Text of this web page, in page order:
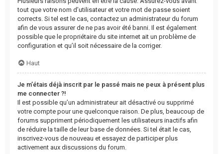
tout que votre nom d’utilisateur et votre mot de passe soient
corrects. Si tel est le cas, contactez un administrateur du forum
afin de vous assurer de ne pas avoir été banni. Il est également
possible que le propriétaire du site internet ait un problème de
configuration et qu’il soit nécessaire de la corriger.
Haut
Je m’étais déjà inscrit par le passé mais ne peux à présent plus
me connecter ?!
Il est possible qu’un administrateur ait désactivé ou supprimé
votre compte pour une quelconque raison. De plus, beaucoup de
forums suppriment périodiquement les utilisateurs inactifs afin
de réduire la taille de leur base de données. Si tel était le cas,
inscrivez-vous de nouveau et essayez de participer plus
activement aux discussions du forum.